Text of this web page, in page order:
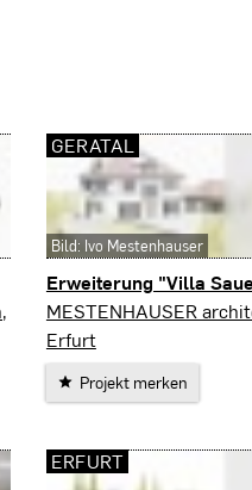
Erweiterung "Villa
Geratal
MESTENHAUSER
Erfurt
Projekt merken
GERATAL
Bild: Ivo Mestenhauser
ERFURT